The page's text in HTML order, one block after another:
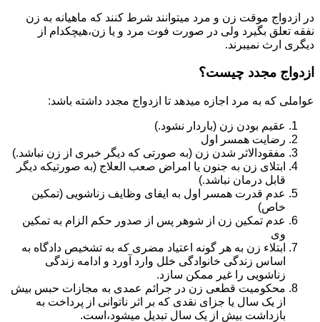
در ازدواج موقت زن و مرد میتوانند شرط کنند که ماهیانه به زن
نفقه تعلق بگیرد ولی در صورت فوت مرد و یا زن،هیچکدام از
دیگری ارث نمیبرند.
ازدواج مجدد چیست؟
عواملی که به مرد اجازه میدهد تا ازدواج مجدد داشته باشد:
عقیم بودن زن (باردار نشود.)
رضایت همسر اول
مفقودالاثر شدن زن (به صورتی که دیگر خبری از زن نباشد.)
ابتلای زن به جنون یا امراض صعب العلاج (به صورتیکه دیگر
قابل درمان نباشد.)
عدم قدرت همسر اول به ایفای وظایف زناشویی (تمکین
خاص)
عدم تمکین زن از شوهر پس از صدور حکم الزام به تمکین
وی
ابتلاء زن به هر گونه اعتیاد مضری که به تشخیص دادگاه به
اساس زندگی خانوادگی خلل وارد آورد و ادامه زندگی
زناشویی را غیر ممکن سازد.
محکومیت قطعی زن در جرائم عمدی به مجازات حبس بیش
از یک سال یا جزای نقدی که بر اثر ناتوانی از پرداخت به
بازداشت بیش از یک سال تبدیل می‎شود،است.